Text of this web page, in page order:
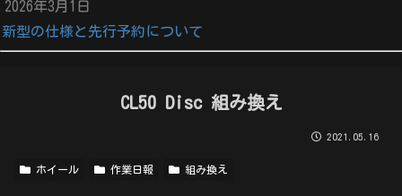
2026年3月1日
新型の仕様と先行予約について
CL50 Disc 組み換え
2021.05.16
ホイール 作業日報 組み換え